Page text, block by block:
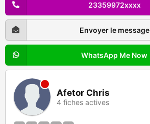
23359972xxxx
Envoyer le message
WhatsApp Me Now
Afetor Chris
4 fiches actives